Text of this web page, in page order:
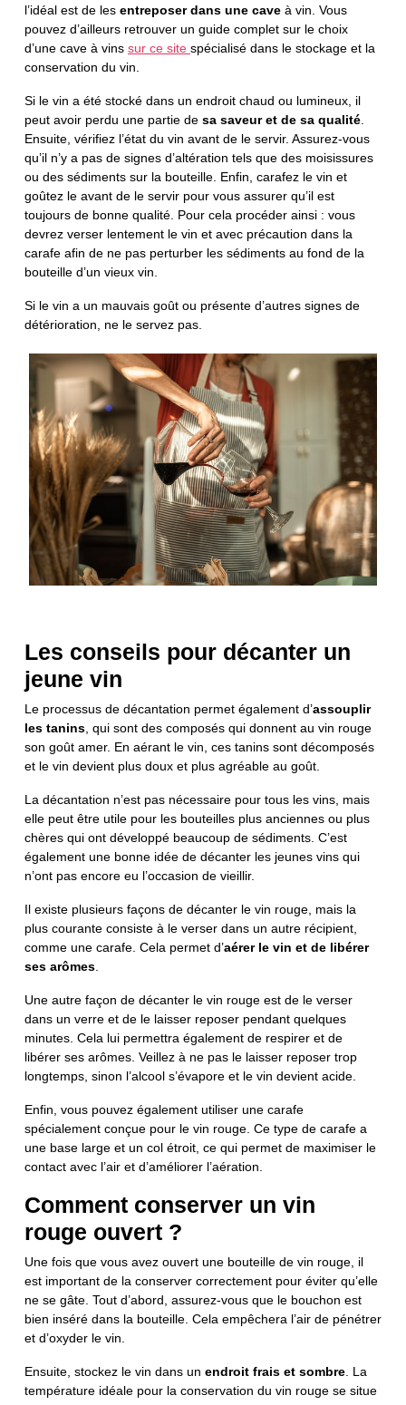
l’idéal est de les entreposer dans une cave à vin. Vous
pouvez d’ailleurs retrouver un guide complet sur le choix
d’une cave à vins sur ce site spécialisé dans le stockage et la
conservation du vin.
Si le vin a été stocké dans un endroit chaud ou lumineux, il
peut avoir perdu une partie de sa saveur et de sa qualité.
Ensuite, vérifiez l’état du vin avant de le servir. Assurez-vous
qu’il n’y a pas de signes d’altération tels que des moisissures
ou des sédiments sur la bouteille. Enfin, carafez le vin et
goûtez le avant de le servir pour vous assurer qu’il est
toujours de bonne qualité. Pour cela procéder ainsi : vous
devrez verser lentement le vin et avec précaution dans la
carafe afin de ne pas perturber les sédiments au fond de la
bouteille d’un vieux vin.
Si le vin a un mauvais goût ou présente d’autres signes de
détérioration, ne le servez pas.
Les conseils pour décanter un
jeune vin
Le processus de décantation permet également d’assouplir
les tanins , qui sont des composés qui donnent au vin rouge
son goût amer. En aérant le vin, ces tanins sont décomposés
et le vin devient plus doux et plus agréable au goût.
La décantation n’est pas nécessaire pour tous les vins, mais
elle peut être utile pour les bouteilles plus anciennes ou plus
chères qui ont développé beaucoup de sédiments. C’est
également une bonne idée de décanter les jeunes vins qui
n’ont pas encore eu l’occasion de vieillir.
Il existe plusieurs façons de décanter le vin rouge, mais la
plus courante consiste à le verser dans un autre récipient,
comme une carafe. Cela permet d’aérer le vin et de libérer
ses arômes
Une autre façon de décanter le vin rouge est de le verser
dans un verre et de le laisser reposer pendant quelques
minutes. Cela lui permettra également de respirer et de
libérer ses arômes. Veillez à ne pas le laisser reposer trop
longtemps, sinon l’alcool s’évapore et le vin devient acide.
Enfin, vous pouvez également utiliser une carafe
spécialement conçue pour le vin rouge. Ce type de carafe a
une base large et un col étroit, ce qui permet de maximiser le
contact avec l’air et d’améliorer l’aération.
Comment conserver un vin
rouge ouvert ?
Une fois que vous avez ouvert une bouteille de vin rouge, il
est important de la conserver correctement pour éviter qu’elle
ne se gâte. Tout d’abord, assurez-vous que le bouchon est
bien inséré dans la bouteille. Cela empêchera l’air de pénétrer
et d’oxyder le vin.
Ensuite, stockez le vin dans un endroit frais et sombre . La
température idéale pour la conservation du vin rouge se situe